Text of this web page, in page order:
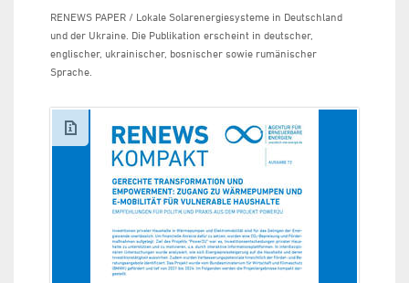
RENEWS PAPER / Lokale Solarenergiesysteme in Deutschland
und der Ukraine. Die Publikation erscheint in deutscher,
englischer, ukrainischer, bosnischer sowie rumänischer
Sprache.